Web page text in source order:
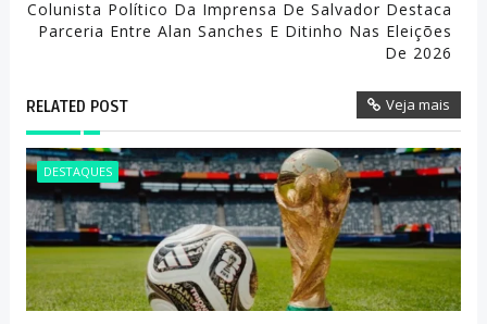
Colunista Político Da Imprensa De Salvador Destaca
Parceria Entre Alan Sanches E Ditinho Nas Eleições
De 2026
RELATED POST Veja mais
DESTAQUES